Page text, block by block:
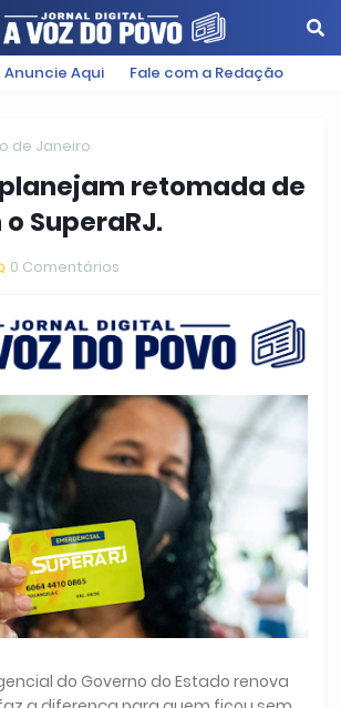
Anuncie Aqui Fale com a Redação
de Janeiro
retomada de
SuperaRJ.
0 Comentários
do Governo do Estado renova